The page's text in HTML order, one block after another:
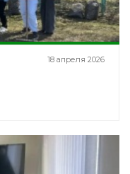
18 апреля 2026